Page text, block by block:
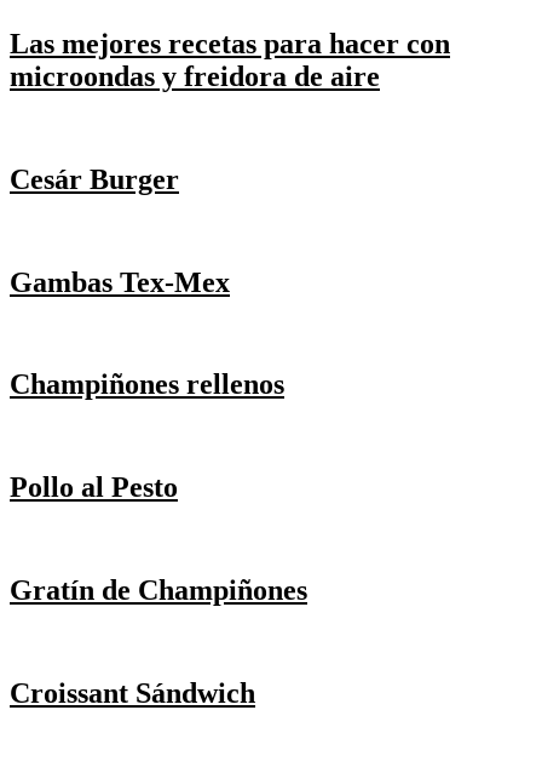
Las mejores recetas para hacer con
microondas y freidora de aire
Cesár Burger
Gambas Tex-Mex
Champiñones rellenos
Pollo al Pesto
Gratín de Champiñones
Croissant Sándwich